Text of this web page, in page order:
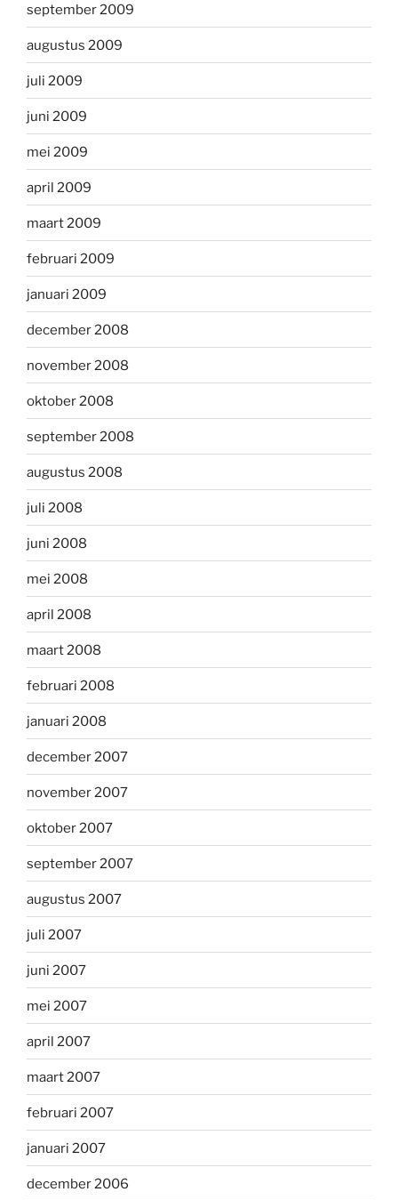
september 2009
augustus 2009
juli 2009
juni 2009
mei 2009
april 2009
maart 2009
februari 2009
januari 2009
december 2008
november 2008
oktober 2008
september 2008
augustus 2008
juli 2008
juni 2008
mei 2008
april 2008
maart 2008
februari 2008
januari 2008
december 2007
november 2007
oktober 2007
september 2007
augustus 2007
juli 2007
juni 2007
mei 2007
april 2007
maart 2007
februari 2007
januari 2007
december 2006